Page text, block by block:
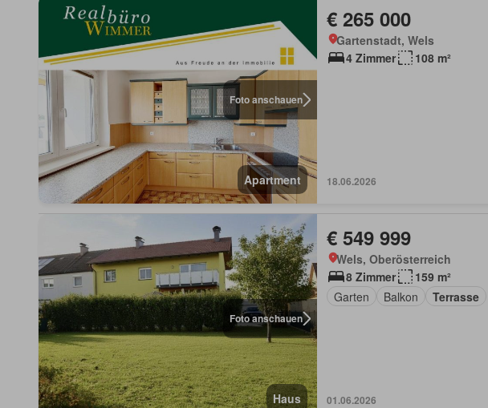
Foto anschauen
Apartment
€ 265 000
Gartenstadt, Wels
4 Zimmer
108 m²
18.06.2026
Foto anschauen
Haus
€ 549 999
Wels, Oberösterreich
8 Zimmer
159 m²
Garten
Balkon Terrasse
01.06.2026